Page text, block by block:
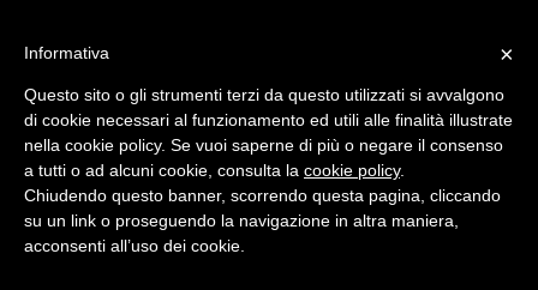
Pro loco
Chi siamo
Comitato Direttivo
Modulo Iscrizione/Rinnovo
Diventa socio
Convenzioni
×
Informativa
Questo sito o gli strumenti terzi da questo utilizzati si avvalgono
di cookie necessari al funzionamento ed utili alle finalità illustrate
nella cookie policy. Se vuoi saperne di più o negare il consenso
a tutti o ad alcuni cookie, consulta la cookie policy.
Chiudendo questo banner, scorrendo questa pagina, cliccando
su un link o proseguendo la navigazione in altra maniera,
acconsenti all’uso dei cookie.